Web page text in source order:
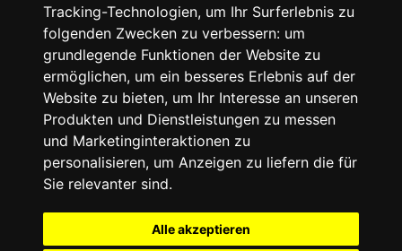
Tracking-Technologien, um Ihr Surferlebnis zu
folgenden Zwecken zu verbessern: um
grundlegende Funktionen der Website zu
ermöglichen, um ein besseres Erlebnis auf der
Website zu bieten, um Ihr Interesse an unseren
Produkten und Dienstleistungen zu messen
und Marketinginteraktionen zu
personalisieren, um Anzeigen zu liefern die für
Sie relevanter sind.
Alle akzeptieren